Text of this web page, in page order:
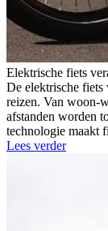
Elektrische fiets
De elektrische fiets
reizen. Van woon-
afstanden worden
technologie maakt
Lees verder